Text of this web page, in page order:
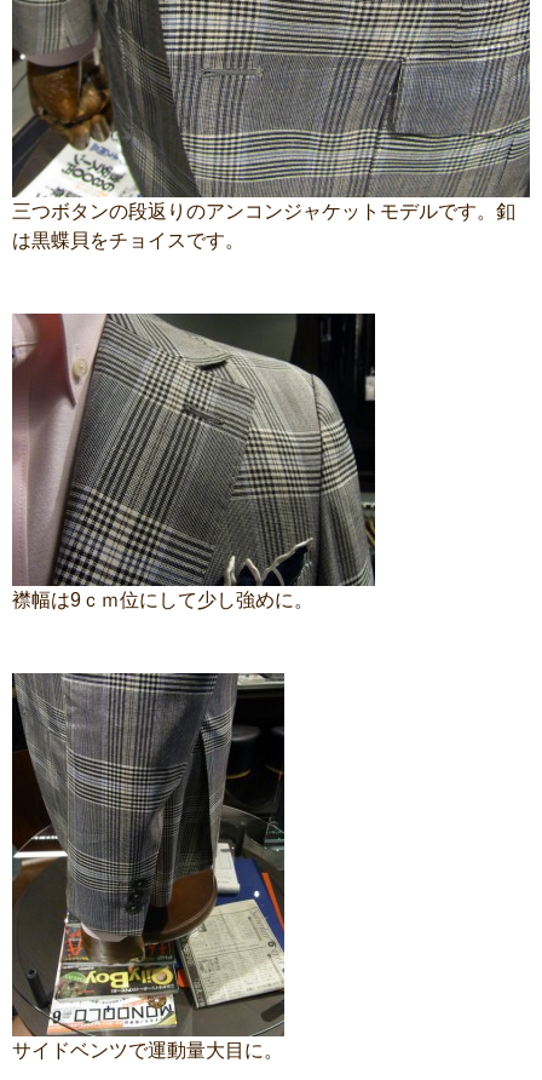
三つボタンの段返りのアンコンジャケットモデルです。釦
は黒蝶貝をチョイスです。
襟幅は9ｃｍ位にして少し強めに。
サイドベンツで運動量大目に。